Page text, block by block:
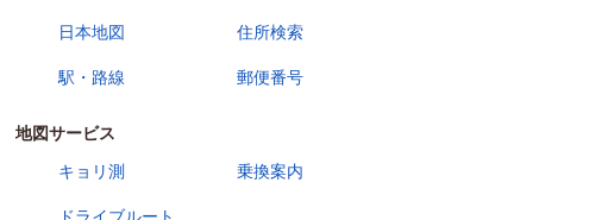
日本地図 住所検索
駅・路線 郵便番号
地図サービス
キョリ測
乗換案内